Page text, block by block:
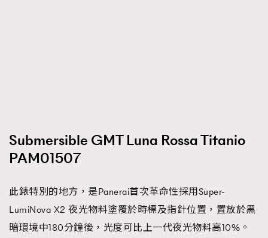
Submersible GMT Luna Rossa Titanio
PAM01507
此錶特別的地方，是Panerai首次革命性採用Super-
LumiNova X2 夜光物料塗覆於時標及指針位置，置放於黑
暗環境中180分鐘後，光度可比上一代夜光物料高10%。